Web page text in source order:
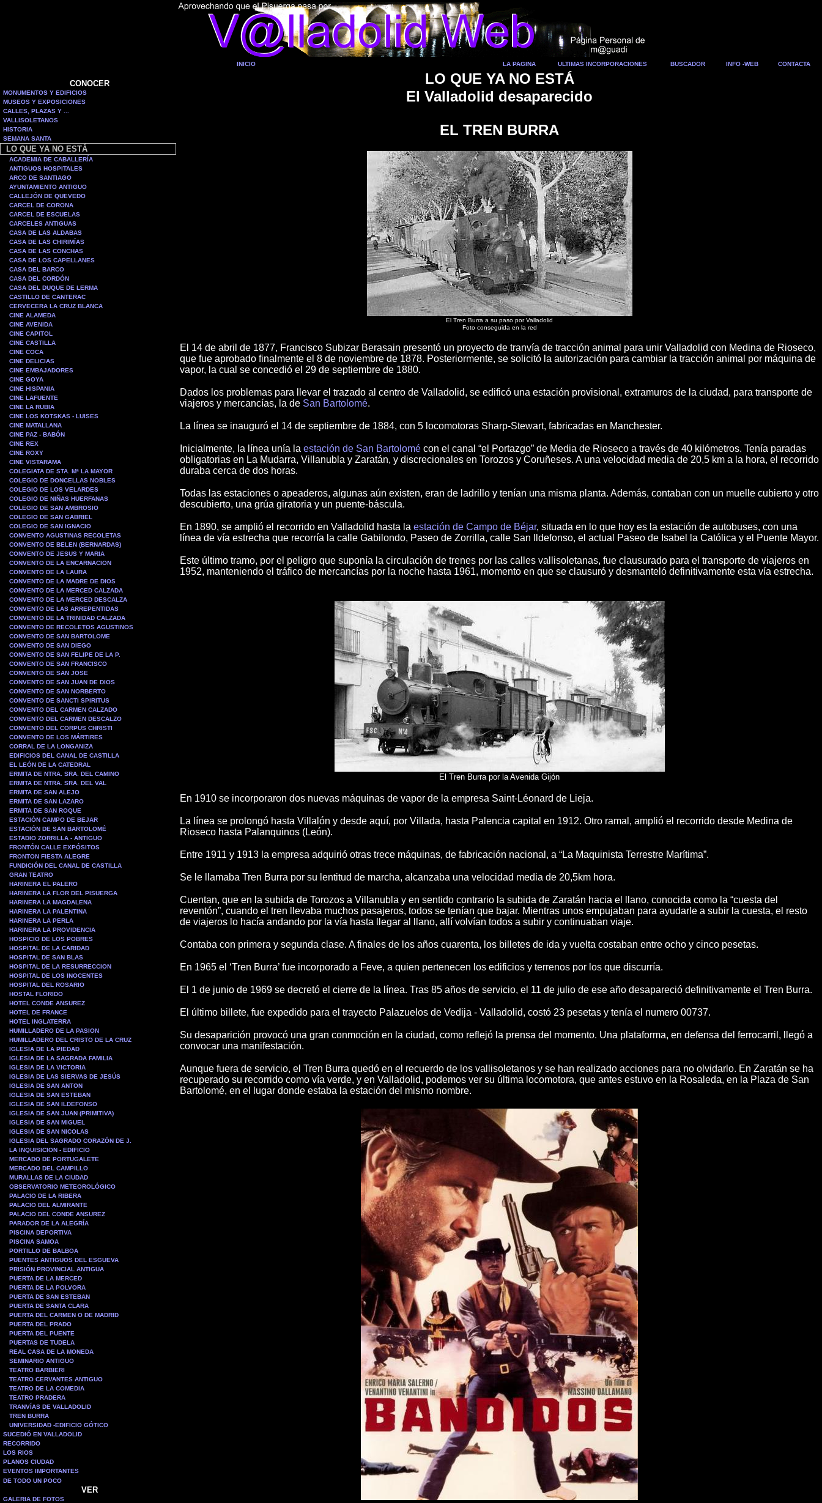
INICIO LA PAGINA ULTIMAS INCORPORACIONES BUSCADOR INFO -WEB CONTACTA
CONOCER
MONUMENTOS Y EDIFICIOS
MUSEOS Y EXPOSICIONES
CALLES, PLAZAS Y ...
VALLISOLETANOS
HISTORIA
SEMANA SANTA
LO QUE YA NO ESTÁ
ACADEMIA DE CABALLERÍA
ANTIGUOS HOSPITALES
ARCO DE SANTIAGO
AYUNTAMIENTO ANTIGUO
CALLEJÓN DE QUEVEDO
CARCEL DE CORONA
CARCEL DE ESCUELAS
CARCELES ANTIGUAS
CASA DE LAS ALDABAS
CASA DE LAS CHIRIMÍAS
CASA DE LAS CONCHAS
CASA DE LOS CAPELLANES
CASA DEL BARCO
CASA DEL CORDÓN
CASA DEL DUQUE DE LERMA
CASTILLO DE CANTERAC
CERVECERA LA CRUZ BLANCA
CINE ALAMEDA
CINE AVENIDA
CINE CAPITOL
CINE CASTILLA
CINE COCA
CINE DELICIAS
CINE EMBAJADORES
CINE GOYA
CINE HISPANIA
CINE LAFUENTE
CINE LA RUBIA
CINE LOS KOTSKAS - LUISES
CINE MATALLANA
CINE PAZ - BABÓN
CINE REX
CINE ROXY
CINE VISTARAMA
COLEGIATA DE STA. Mª LA MAYOR
COLEGIO DE DONCELLAS NOBLES
COLEGIO DE LOS VELARDES
COLEGIO DE NIÑAS HUERFANAS
COLEGIO DE SAN AMBROSIO
COLEGIO DE SAN GABRIEL
COLEGIO DE SAN IGNACIO
CONVENTO AGUSTINAS RECOLETAS
CONVENTO DE BELEN (BERNARDAS)
CONVENTO DE JESUS Y MARIA
CONVENTO DE LA ENCARNACION
CONVENTO DE LA LAURA
CONVENTO DE LA MADRE DE DIOS
CONVENTO DE LA MERCED CALZADA
CONVENTO DE LA MERCED DESCALZA
CONVENTO DE LAS ARREPENTIDAS
CONVENTO DE LA TRINIDAD CALZADA
CONVENTO DE RECOLETOS AGUSTINOS
CONVENTO DE SAN BARTOLOME
CONVENTO DE SAN DIEGO
CONVENTO DE SAN FELIPE DE LA P.
CONVENTO DE SAN FRANCISCO
CONVENTO DE SAN JOSE
CONVENTO DE SAN JUAN DE DIOS
CONVENTO DE SAN NORBERTO
CONVENTO DE SANCTI SPIRITUS
CONVENTO DEL CARMEN CALZADO
CONVENTO DEL CARMEN DESCALZO
CONVENTO DEL CORPUS CHRISTI
CONVENTO DE LOS MÁRTIRES
CORRAL DE LA LONGANIZA
EDIFICIOS DEL CANAL DE CASTILLA
EL LEÓN DE LA CATEDRAL
ERMITA DE NTRA. SRA. DEL CAMINO
ERMITA DE NTRA. SRA. DEL VAL
ERMITA DE SAN ALEJO
ERMITA DE SAN LAZARO
ERMITA DE SAN ROQUE
ESTACIÓN CAMPO DE BEJAR
ESTACIÓN DE SAN BARTOLOMÉ
ESTADIO ZORRILLA - ANTIGUO
FRONTÓN CALLE EXPÓSITOS
FRONTON FIESTA ALEGRE
FUNDICIÓN DEL CANAL DE CASTILLA
GRAN TEATRO
HARINERA EL PALERO
HARINERA LA FLOR DEL PISUERGA
HARINERA LA MAGDALENA
HARINERA LA PALENTINA
HARINERA LA PERLA
HARINERA LA PROVIDENCIA
HOSPICIO DE LOS POBRES
HOSPITAL DE LA CARIDAD
HOSPITAL DE SAN BLAS
HOSPITAL DE LA RESURRECCION
HOSPITAL DE LOS INOCENTES
HOSPITAL DEL ROSARIO
HOSTAL FLORIDO
HOTEL CONDE ANSUREZ
HOTEL DE FRANCE
HOTEL INGLATERRA
HUMILLADERO DE LA PASION
HUMILLADERO DEL CRISTO DE LA CRUZ
IGLESIA DE LA PIEDAD
IGLESIA DE LA SAGRADA FAMILIA
IGLESIA DE LA VICTORIA
IGLESIA DE LAS SIERVAS DE JESÚS
IGLESIA DE SAN ANTON
IGLESIA DE SAN ESTEBAN
IGLESIA DE SAN ILDEFONSO
IGLESIA DE SAN JUAN (PRIMITIVA)
IGLESIA DE SAN MIGUEL
IGLESIA DE SAN NICOLAS
IGLESIA DEL SAGRADO CORAZÓN DE J.
LA INQUISICION - EDIFICIO
MERCADO DE PORTUGALETE
MERCADO DEL CAMPILLO
MURALLAS DE LA CIUDAD
OBSERVATORIO METEOROLÓGICO
PALACIO DE LA RIBERA
PALACIO DEL ALMIRANTE
PALACIO DEL CONDE ANSUREZ
PARADOR DE LA ALEGRÍA
PISCINA DEPORTIVA
PISCINA SAMOA
PORTILLO DE BALBOA
PUENTES ANTIGUOS DEL ESGUEVA
PRISIÓN PROVINCIAL ANTIGUA
PUERTA DE LA MERCED
PUERTA DE LA POLVORA
PUERTA DE SAN ESTEBAN
PUERTA DE SANTA CLARA
PUERTA DEL CARMEN O DE MADRID
PUERTA DEL PRADO
PUERTA DEL PUENTE
PUERTAS DE TUDELA
REAL CASA DE LA MONEDA
SEMINARIO ANTIGUO
TEATRO BARBIERI
TEATRO CERVANTES ANTIGUO
TEATRO DE LA COMEDIA
TEATRO PRADERA
TRANVÍAS DE VALLADOLID
TREN BURRA
UNIVERSIDAD -EDIFICIO GÓTICO
SUCEDIÓ EN VALLADOLID
RECORRIDO
LOS RIOS
PLANOS CIUDAD
EVENTOS IMPORTANTES
DE TODO UN POCO
VER
GALERIA DE FOTOS
LO QUE YA NO ESTÁ
El Valladolid desaparecido
EL TREN BURRA
El Tren Burra a su paso por Valladolid
Foto conseguida en la red
El 14 de abril de 1877, Francisco Subizar Berasain presentó un proyecto de tranvía de tracción animal para unir Valladolid con Medina de Rioseco,
que fue aprobado finalmente el 8 de noviembre de 1878. Posteriormente, se solicitó la autorización para cambiar la tracción animal por máquina de
vapor, la cual se concedió el 29 de septiembre de 1880.
Dados los problemas para llevar el trazado al centro de Valladolid, se edificó una estación provisional, extramuros de la ciudad, para transporte de
viajeros y mercancías, la de San Bartolomé.
La línea se inauguró el 14 de septiembre de 1884, con 5 locomotoras Sharp-Stewart, fabricadas en Manchester.
Inicialmente, la línea unía la estación de San Bartolomé con el canal “el Portazgo” de Media de Rioseco a través de 40 kilómetros. Tenía paradas
obligatorias en La Mudarra, Villanubla y Zaratán, y discrecionales en Torozos y Coruñeses. A una velocidad media de 20,5 km a la hora, el recorrido
duraba cerca de dos horas.
Todas las estaciones o apeaderos, algunas aún existen, eran de ladrillo y tenían una misma planta. Además, contaban con un muelle cubierto y otro
descubierto, una grúa giratoria y un puente-báscula.
En 1890, se amplió el recorrido en Valladolid hasta la estación de Campo de Béjar, situada en lo que hoy es la estación de autobuses, con una
línea de vía estrecha que recorría la calle Gabilondo, Paseo de Zorrilla, calle San Ildefonso, el actual Paseo de Isabel la Católica y el Puente Mayor.
Este último tramo, por el peligro que suponía la circulación de trenes por las calles vallisoletanas, fue clausurado para el transporte de viajeros en
1952, manteniendo el tráfico de mercancías por la noche hasta 1961, momento en que se clausuró y desmanteló definitivamente esta vía estrecha.
El Tren Burra por la Avenida Gijón
En 1910 se incorporaron dos nuevas máquinas de vapor de la empresa Saint-Léonard de Lieja.
La línea se prolongó hasta Villalón y desde aquí, por Villada, hasta Palencia capital en 1912. Otro ramal, amplió el recorrido desde Medina de
Rioseco hasta Palanquinos (León).
Entre 1911 y 1913 la empresa adquirió otras trece máquinas, de fabricación nacional, a “La Maquinista Terrestre Marítima”.
Se le llamaba Tren Burra por su lentitud de marcha, alcanzaba una velocidad media de 20,5km hora.
Cuentan, que en la subida de Torozos a Villanubla y en sentido contrario la subida de Zaratán hacia el llano, conocida como la “cuesta del
reventón”, cuando el tren llevaba muchos pasajeros, todos se tenían que bajar. Mientras unos empujaban para ayudarle a subir la cuesta, el resto
de viajeros lo hacía andando por la vía hasta llegar al llano, allí volvían todos a subir y continuaban viaje.
Contaba con primera y segunda clase. A finales de los años cuarenta, los billetes de ida y vuelta costaban entre ocho y cinco pesetas.
En 1965 el ‘Tren Burra’ fue incorporado a Feve, a quien pertenecen los edificios y terrenos por los que discurría.
El 1 de junio de 1969 se decretó el cierre de la línea. Tras 85 años de servicio, el 11 de julio de ese año desapareció definitivamente el Tren Burra.
El último billete, fue expedido para el trayecto Palazuelos de Vedija - Valladolid, costó 23 pesetas y tenía el numero 00737.
Su desaparición provocó una gran conmoción en la ciudad, como reflejó la prensa del momento. Una plataforma, en defensa del ferrocarril, llegó a
convocar una manifestación.
Aunque fuera de servicio, el Tren Burra quedó en el recuerdo de los vallisoletanos y se han realizado acciones para no olvidarlo. En Zaratán se ha
recuperado su recorrido como vía verde, y en Valladolid, podemos ver su última locomotora, que antes estuvo en la Rosaleda, en la Plaza de San
Bartolomé, en el lugar donde estaba la estación del mismo nombre.